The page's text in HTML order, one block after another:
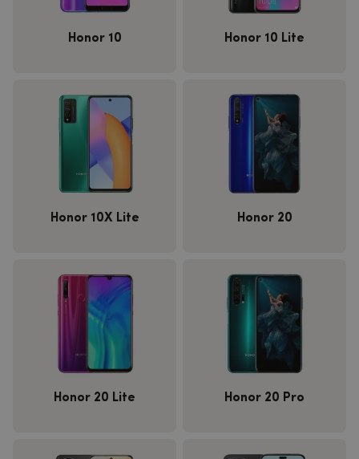
Honor 10 Honor 10 Lite
Honor 10X Lite Honor 20
Honor 20 Lite Honor 20 Pro